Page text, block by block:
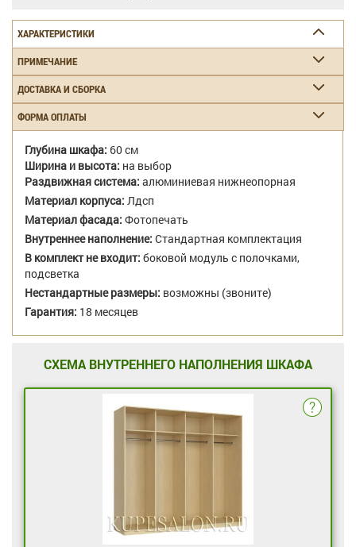
ХАРАКТЕРИСТИКИ
ПРИМЕЧАНИЕ
ДОСТАВКА И СБОРКА
ФОРМА ОПЛАТЫ
Глубина шкафа: 60 см
Ширина и высота: на выбор
Раздвижная система: алюминиевая нижнеопорная
Материал корпуса: Лдсп
Материал фасада: Фотопечать
Внутреннее наполнение: Стандартная комплектация
В комплект не входит: боковой модуль с полочками,
подсветка
Нестандартные размеры: возможны (звоните)
Гарантия: 18 месяцев
СХЕМА ВНУТРЕННЕГО НАПОЛНЕНИЯ ШКАФА